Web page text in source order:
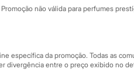
não válida para perfumes
específica da promoção. Todas as
divergência entre o preço exibido no